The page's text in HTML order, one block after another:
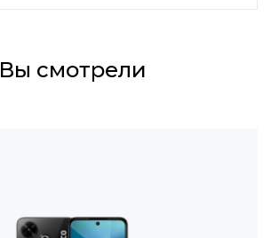
Вы смотрели